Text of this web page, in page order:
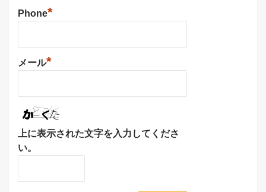
Phone*
メール*
上に表示された文字を入力してくださ
い。